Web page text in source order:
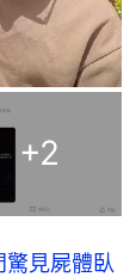
+2
見屍體臥